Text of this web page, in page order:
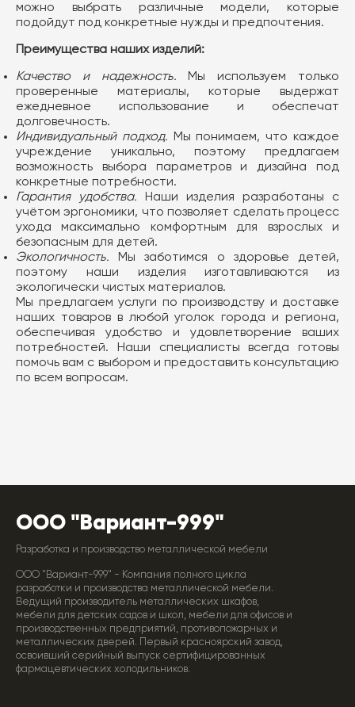
можно выбрать различные модели, которые
подойдут под конкретные нужды и предпочтения.
Преимущества наших изделий:
Качество и надежность. Мы используем только
проверенные материалы, которые выдержат
ежедневное использование и обеспечат
долговечность.
Индивидуальный подход. Мы понимаем, что каждое
учреждение уникально, поэтому предлагаем
возможность выбора параметров и дизайна под
конкретные потребности.
Гарантия удобства. Наши изделия разработаны с
учётом эргономики, что позволяет сделать процесс
ухода максимально комфортным для взрослых и
безопасным для детей.
Экологичность. Мы заботимся о здоровье детей,
поэтому наши изделия изготавливаются из
экологически чистых материалов.
Мы предлагаем услуги по производству и доставке
наших товаров в любой уголок города и региона,
обеспечивая удобство и удовлетворение ваших
потребностей. Наши специалисты всегда готовы
помочь вам с выбором и предоставить консультацию
по всем вопросам.
ООО "Вариант-999"
Разработка и производство металлической мебели
ООО "Вариант-999" - Компания полного цикла
разработки и производства металлической мебели.
Ведущий производитель металлических шкафов,
мебели для детских садов и школ, мебели для офисов и
производственных предприятий, противопожарных и
металлических дверей. Первый красноярский завод,
освоивший серийный выпуск сертифицированных
фармацевтических холодильников.